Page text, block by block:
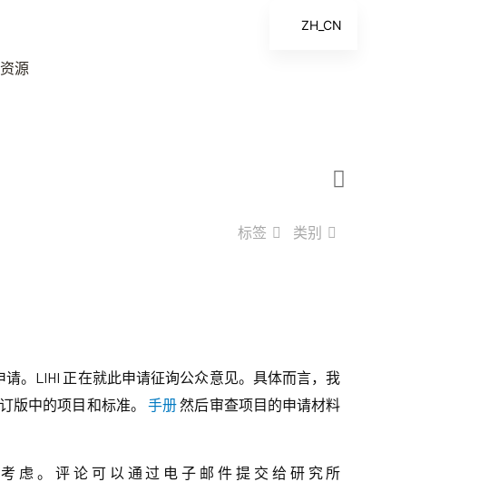
源
类别
标签
。LIHI 正在就此申请征询公众意见。具体而言，我
版中的项目和标准。手册然后审查项目的申请材料
虑。评论可以通过电子邮件提交给研究所
ZH_CN